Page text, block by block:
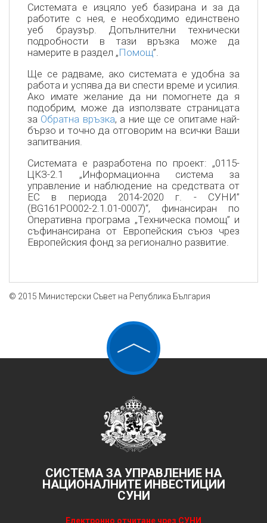
Системата е изцяло уеб базирана и за да
работите с нея, е необходимо единствено
уеб браузър. Допълнителни технически
подробности в тази връзка може да
намерите в раздел „Помощ”.
Ще се радваме, ако системата е удобна за
работа и успява да ви спести време и усилия.
Ако имате желание да ни помогнете да я
подобрим, може да използвате страницата
за Обратна връзка, а ние ще се опитаме най-
бързо и точно да отговорим на всички Ваши
запитвания.
Системата е разработена по проект: „0115-
ЦКЗ-2.1 „Информационна система за
управление и наблюдение на средствата от
ЕС в периода 2014-2020 г. - СУНИ”
(BG161PO002-2.1.01-0007)“, финансиран по
Оперативна програма „Техническа помощ” и
съфинансирана от Европейския съюз чрез
Европейския фонд за регионално развитие.
© 2015 Министерски Съвет на Република България
СИСТЕМА ЗА УПРАВЛЕНИЕ НА
НАЦИОНАЛНИТЕ ИНВЕСТИЦИИ
СУНИ
Електронно отчитане чрез СУНИ